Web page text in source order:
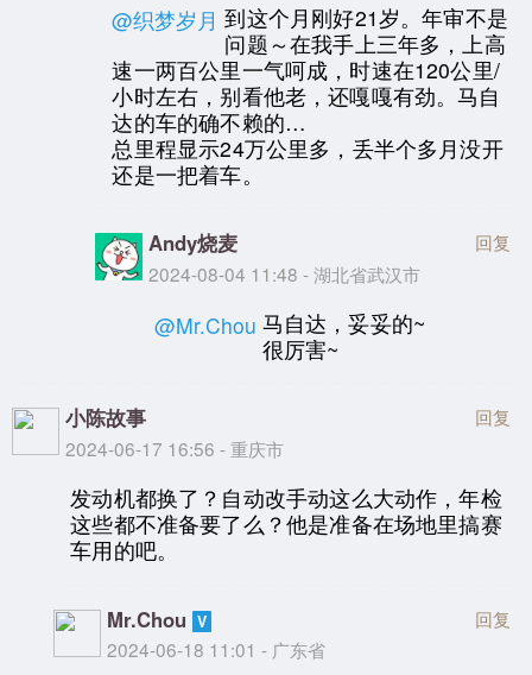
@织梦岁月 到这个月刚好21岁。年审不是
问题～在我手上三年多，上高
速一两百公里一气呵成，时速在120公里/
小时左右，别看他老，还嘎嘎有劲。马自
达的车的确不赖的…
总里程显示24万公里多，丢半个多月没开
还是一把着车。
Andy烧麦
2024-08-04 11:48 - 湖北省武汉市
回复
@Mr.Chou 马自达，妥妥的~
很厉害~
小陈故事
2024-06-17 16:56 - 重庆市
回复
发动机都换了？自动改手动这么大动作，年检
这些都不准备要了么？他是准备在场地里搞赛
车用的吧。
Mr.Chou
2024-06-18 11:01 - 广东省
回复